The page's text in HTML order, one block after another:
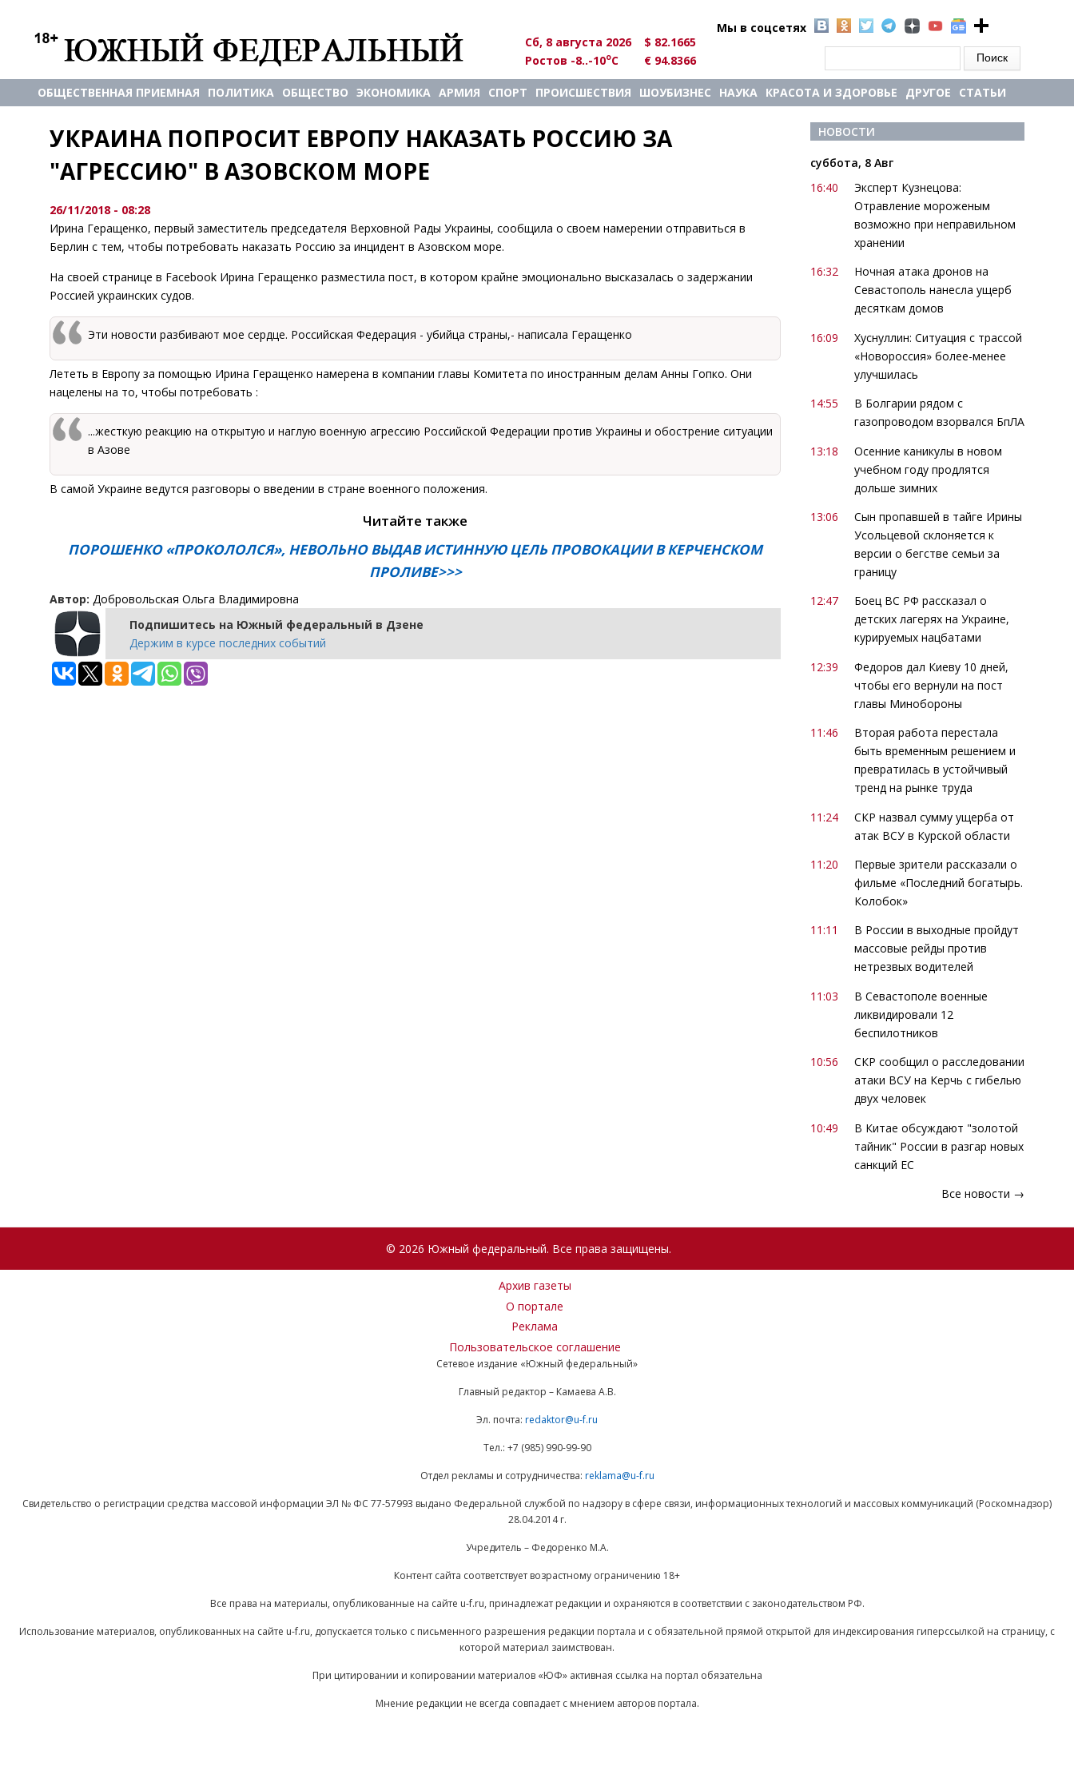
Мы в соцсетях
Сб, 8 августа 2026
$ 82.1665
Ростов -8..-10oC € 94.8366
ОБЩЕСТВЕННАЯ ПРИЕМНАЯ ПОЛИТИКА ОБЩЕСТВО ЭКОНОМИКА АРМИЯ СПОРТ ПРОИСШЕСТВИЯ ШОУБИЗНЕС НАУКА КРАСОТА И ЗДОРОВЬЕ ДРУГОЕ СТАТЬИ
УКРАИНА ПОПРОСИТ ЕВРОПУ НАКАЗАТЬ РОССИЮ ЗА
"АГРЕССИЮ" В АЗОВСКОМ МОРЕ
26/11/2018 - 08:28
Ирина Геращенко, первый заместитель председателя Верховной Рады Украины, сообщила о своем намерении отправиться в
Берлин с тем, чтобы потребовать наказать Россию за инцидент в Азовском море.
На своей странице в Facebook Ирина Геращенко разместила пост, в котором крайне эмоционально высказалась о задержании
Россией украинских судов.
Эти новости разбивают мое сердце. Российская Федерация - убийца страны,- написала Геращенко
Лететь в Европу за помощью Ирина Геращенко намерена в компании главы Комитета по иностранным делам Анны Гопко. Они
нацелены на то, чтобы потребовать :
...жесткую реакцию на открытую и наглую военную агрессию Российской Федерации против Украины и обострение ситуации
в Азове
В самой Украине ведутся разговоры о введении в стране военного положения.
Читайте также
ПОРОШЕНКО «ПРОКОЛОЛСЯ», НЕВОЛЬНО ВЫДАВ ИСТИННУЮ ЦЕЛЬ ПРОВОКАЦИИ В КЕРЧЕНСКОМ
ПРОЛИВЕ>>>
Автор: Добровольская Ольга Владимировна
Подпишитесь на Южный федеральный в Дзене
Держим в курсе последних событий
НОВОСТИ
суббота, 8 Авг
16:40
Эксперт Кузнецова:
Отравление мороженым
возможно при неправильном
хранении
16:32
Ночная атака дронов на
Севастополь нанесла ущерб
десяткам домов
16:09
Хуснуллин: Ситуация с трассой
«Новороссия» более-менее
улучшилась
14:55
В Болгарии рядом с
газопроводом взорвался БпЛА
13:18
Осенние каникулы в новом
учебном году продлятся
дольше зимних
13:06
Сын пропавшей в тайге Ирины
Усольцевой склоняется к
версии о бегстве семьи за
границу
12:47
Боец ВС РФ рассказал о
детских лагерях на Украине,
курируемых нацбатами
12:39
Федоров дал Киеву 10 дней,
чтобы его вернули на пост
главы Минобороны
11:46
Вторая работа перестала
быть временным решением и
превратилась в устойчивый
тренд на рынке труда
11:24
СКР назвал сумму ущерба от
атак ВСУ в Курской области
11:20
Первые зрители рассказали о
фильме «Последний богатырь.
Колобок»
11:11
В России в выходные пройдут
массовые рейды против
нетрезвых водителей
11:03
В Севастополе военные
ликвидировали 12
беспилотников
10:56
СКР сообщил о расследовании
атаки ВСУ на Керчь с гибелью
двух человек
10:49
В Китае обсуждают "золотой
тайник" России в разгар новых
санкций ЕС
Все новости →
© 2026 Южный федеральный. Все права защищены.
Архив газеты
О портале
Реклама
Пользовательское соглашение
Сетевое издание «Южный федеральный»
Главный редактор – Камаева А.В.
Эл. почта: redaktor@u-f.ru
Тел.: +7 (985) 990-99-90
Отдел рекламы и сотрудничества: reklama@u-f.ru
Свидетельство о регистрации средства массовой информации ЭЛ № ФС 77-57993 выдано Федеральной службой по надзору в сфере связи, информационных технологий и массовых коммуникаций (Роскомнадзор)
28.04.2014 г.
Учредитель – Федоренко М.А.
Контент сайта соответствует возрастному ограничению 18+
Все права на материалы, опубликованные на сайте u-f.ru, принадлежат редакции и охраняются в соответствии с законодательством РФ.
Использование материалов, опубликованных на сайте u-f.ru, допускается только с письменного разрешения редакции портала и с обязательной прямой открытой для индексирования гиперссылкой на страницу, с
которой материал заимствован.
При цитировании и копировании материалов «ЮФ» активная ссылка на портал обязательна
Мнение редакции не всегда совпадает с мнением авторов портала.